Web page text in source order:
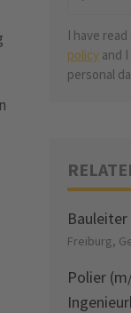
I have
policy and
personal
Freiburg,
Polier